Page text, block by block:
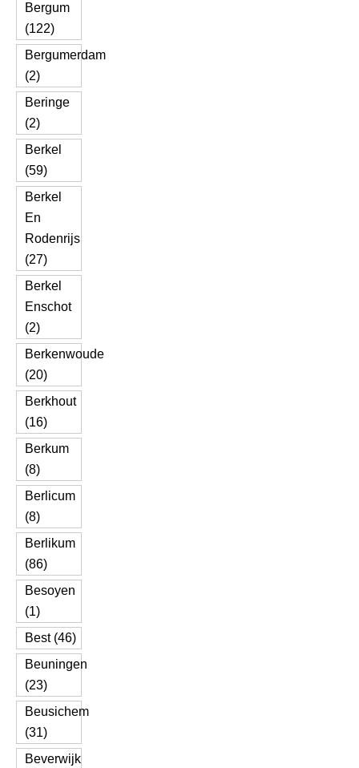
Bergum
(122)
Bergumerdam
(2)
Beringe
(2)
Berkel
(59)
Berkel
En
Rodenrijs
(27)
Berkel
Enschot
(2)
Berkenwoude
(20)
Berkhout
(16)
Berkum
(8)
Berlicum
(8)
Berlikum
(86)
Besoyen
(1)
Best (46)
Beuningen
(23)
Beusichem
(31)
Beverwijk